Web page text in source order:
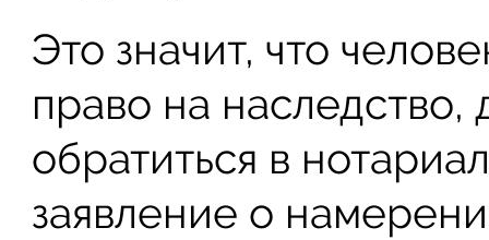
Это значит, что
право на
обратиться в
заявление о